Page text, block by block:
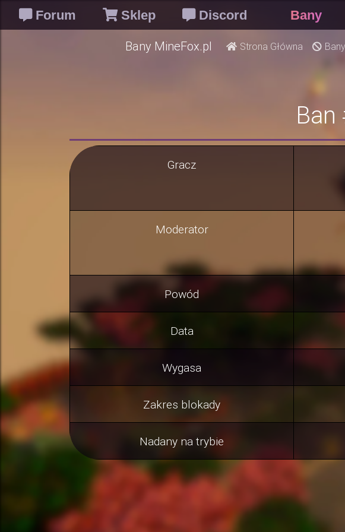
Forum Sklep Discord Bany
Bany MineFox.pl Strona Główna Bany
Ban
Gracz
Moderator
Powód
Data
Wygasa
Zakres blokady
Nadany na trybie